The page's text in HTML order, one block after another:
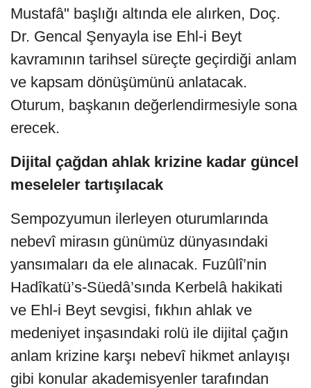
Mustafâ" başlığı altında ele alırken, Doç.
Dr. Gencal Şenyayla ise Ehl-i Beyt
kavramının tarihsel süreçte geçirdiği anlam
ve kapsam dönüşümünü anlatacak.
Oturum, başkanın değerlendirmesiyle sona
erecek.
Dijital çağdan ahlak krizine kadar güncel
meseleler tartışılacak
Sempozyumun ilerleyen oturumlarında
nebevî mirasın günümüz dünyasındaki
yansımaları da ele alınacak. Fuzûlî’nin
Hadîkatü’s-Süedâ’sında Kerbelâ hakikati
ve Ehl-i Beyt sevgisi, fıkhın ahlak ve
medeniyet inşasındaki rolü ile dijital çağın
anlam krizine karşı nebevî hikmet anlayışı
gibi konular akademisyenler tarafından